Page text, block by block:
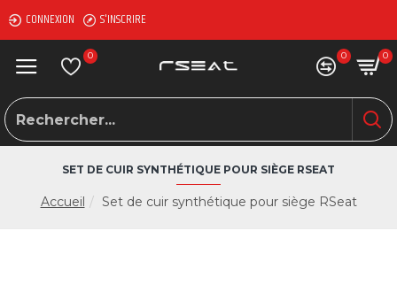
CONNEXION S'INSCRIRE
0 0 0
Accueil Set de cuir synthétique pour siège RSeat
SET DE CUIR SYNTHÉTIQUE POUR SIÈGE RSEAT